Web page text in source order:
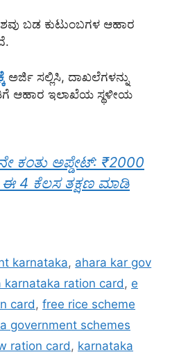
ಬಡ ಕುಟುಂಬಗಳ ಆಹಾರ
ಅರ್ಜಿ ಸಲ್ಲಿಸಿ, ದಾಖಲೆಗಳನ್ನು
ಆಹಾರ ಇಲಾಖೆಯ ಸ್ಥಳೀಯ
ಕಂತು ಅಪ್ಡೇಟ್: ₹2000
4 ಕೆಲಸ ತಕ್ಷಣ ಮಾಡಿ
karnataka, ahara kar gov
karnataka ration card, e
card, free rice scheme
government schemes
ration card, karnataka